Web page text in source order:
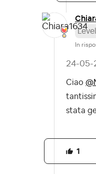
In
‎24-05-
Ciao
stata
1